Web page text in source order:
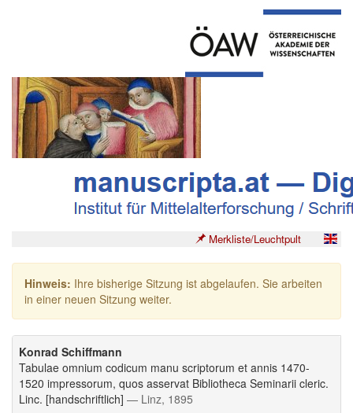
Merkliste/Leuchtpult
Hinweis: Ihre bisherige Sitzung ist abgelaufen. Sie arbeiten
in einer neuen Sitzung weiter.
Konrad Schiffmann
Tabulae omnium codicum manu scriptorum et annis 1470-
1520 impressorum, quos asservat Bibliotheca Seminarii cleric.
Linc. [handschriftlich] — Linz, 1895